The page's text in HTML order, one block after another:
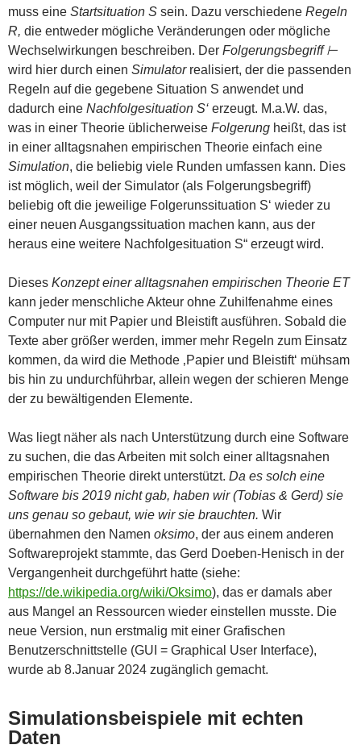
muss eine Startsituation S sein. Dazu verschiedene Regeln
R, die entweder mögliche Veränderungen oder mögliche
Wechselwirkungen beschreiben. Der Folgerungsbegriff ⊢
wird hier durch einen Simulatorrealisiert, der die passenden
Regeln auf die gegebene Situation S anwendet und
dadurch eine Nachfolgesituation S‘ erzeugt. M.a.W. das,
was in einer Theorie üblicherweise Folgerung heißt, das ist
in einer alltagsnahen empirischen Theorie einfach eine
Simulation, die beliebig viele Runden umfassen kann. Dies
ist möglich, weil der Simulator (als Folgerungsbegriff)
beliebig oft die jeweilige Folgerunssituation S‘ wieder zu
einer neuen Ausgangssituation machen kann, aus der
heraus eine weitere Nachfolgesituation S“ erzeugt wird.
Dieses Konzept einer alltagsnahen empirischen Theorie ET
kann jeder menschliche Akteur ohne Zuhilfenahme eines
Computer nur mit Papier und Bleistift ausführen. Sobald die
Texte aber größer werden, immer mehr Regeln zum Einsatz
kommen, da wird die Methode ‚Papier und Bleistift‘ mühsam
bis hin zu undurchführbar, allein wegen der schieren Menge
der zu bewältigenden Elemente.
Was liegt näher als nach Unterstützung durch eine Software
zu suchen, die das Arbeiten mit solch einer alltagsnahen
empirischen Theorie direkt unterstützt. Da es solch eine
Software bis 2019 nicht gab, haben wir (Tobias & Gerd) sie
uns genau so gebaut, wie wir sie brauchten. Wir
übernahmen den Namen oksimo, der aus einem anderen
Softwareprojekt stammte, das Gerd Doeben-Henisch in der
Vergangenheit durchgeführt hatte (siehe:
https://de.wikipedia.org/wiki/Oksimo), das er damals aber
aus Mangel an Ressourcen wieder einstellen musste. Die
neue Version, nun erstmalig mit einer Grafischen
Benutzerschnittstelle (GUI = Graphical User Interface),
wurde ab 8.Januar 2024 zugänglich gemacht.
Simulationsbeispiele mit echten
Daten